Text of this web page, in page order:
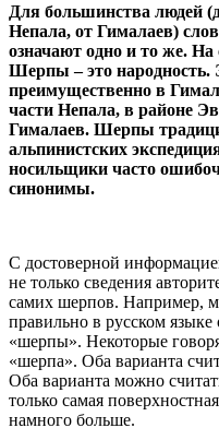
Для большинства людей
Непала, от Гималаев)
означают одно и то же. На
Шерпы – это народность.
преимущественно в
части Непала, в районе
Гималаев. Шерпы
альпинистских
носильщики часто
синонимы.
С достоверной
не только сведения
самих шерпов. Например,
правильно в русском языке
«шерпы». Некоторые
«шерпа». Оба варианта
Оба варианта можно
только самая
намного больше.